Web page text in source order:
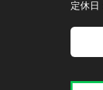
定休日